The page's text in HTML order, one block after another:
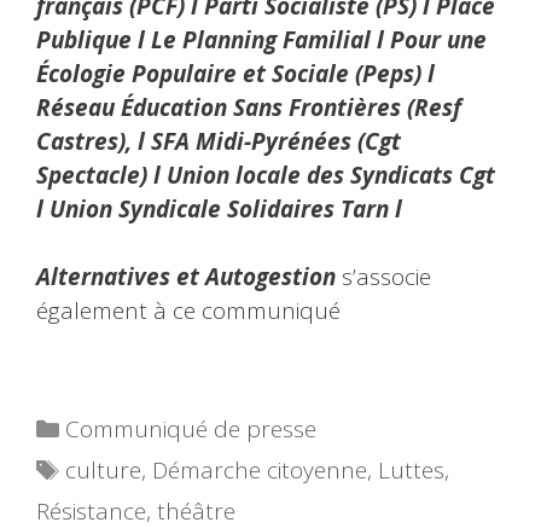
Publique l Le Planning Familial l Pour une
Écologie Populaire et Sociale (Peps) l
Réseau Éducation Sans Frontières (Resf
Castres), l SFA Midi-Pyrénées (Cgt
Spectacle) l Union locale des Syndicats Cgt
l Union Syndicale Solidaires Tarn l
Alternatives et Autogestion s’associe
également à ce communiqué
Catégories
Communiqué de presse
Étiquettes
culture, Démarche citoyenne, Luttes,
Résistance, théâtre